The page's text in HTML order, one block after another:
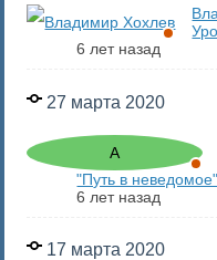
6 лет назад
27 марта 2020
"Путь в неведомое"
6 лет назад
17 марта 2020